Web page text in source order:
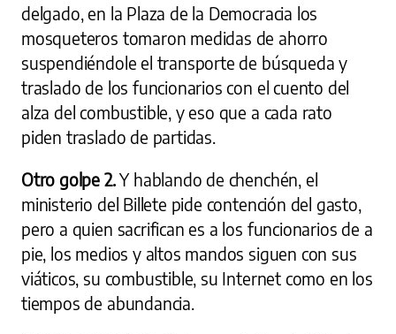
delgado, en la Plaza de la Democracia los
mosqueteros tomaron medidas de ahorro
suspendiéndole el transporte de búsqueda y
traslado de los funcionarios con el cuento del
alza del combustible, y eso que a cada rato
piden traslado de partidas.
Otro golpe 2.Y hablando de chenchén, el
ministerio del Billete pide contención del gasto,
pero a quien sacrifican es a los funcionarios de a
pie, los medios y altos mandos siguen con sus
viáticos, su combustible, su Internet como en los
tiempos de abundancia.